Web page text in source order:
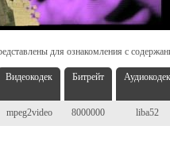
для ознакомления с
Видеокодек Битрейт Аудиокодек
mpeg2video 8000000 liba52